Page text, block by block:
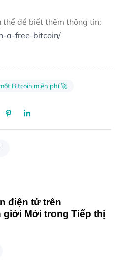
để biết thêm thông tin:
a-free-bitcoin/
Bitcoin miễn phí 🚀
điện tử trên
giới Mới trong Tiếp thị